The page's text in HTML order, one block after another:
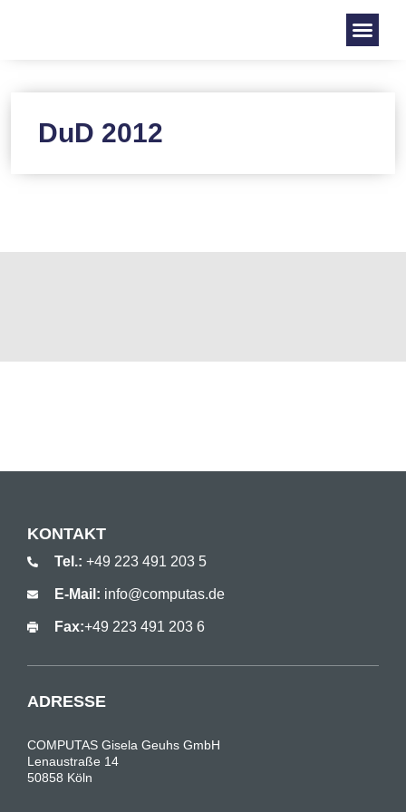
DuD 2012
KONTAKT
Tel.: +49 223 491 203 5
E-Mail: info@computas.de
Fax:+49 223 491 203 6
ADRESSE
COMPUTAS Gisela Geuhs GmbH
Lenaustraße 14
50858 Köln